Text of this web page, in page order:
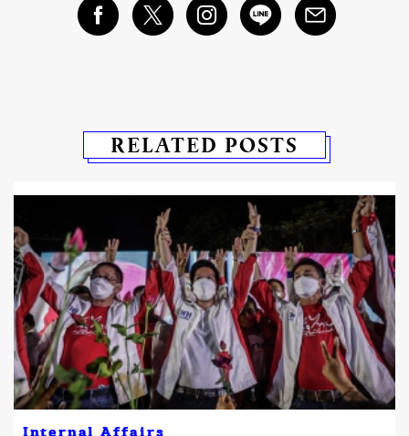
RELATED POSTS
Internal Affairs